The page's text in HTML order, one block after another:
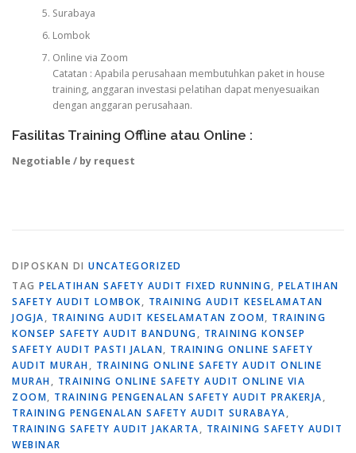
Surabaya
Lombok
Online via Zoom
Catatan : Apabila perusahaan membutuhkan paket in house
training, anggaran investasi pelatihan dapat menyesuaikan
dengan anggaran perusahaan.
Fasilitas Training Offline atau Online :
Negotiable / by request
DIPOSKAN DI UNCATEGORIZED
TAG PELATIHAN SAFETY AUDIT FIXED RUNNING, PELATIHAN
SAFETY AUDIT LOMBOK, TRAINING AUDIT KESELAMATAN
JOGJA, TRAINING AUDIT KESELAMATAN ZOOM, TRAINING
KONSEP SAFETY AUDIT BANDUNG, TRAINING KONSEP
SAFETY AUDIT PASTI JALAN, TRAINING ONLINE SAFETY
AUDIT MURAH, TRAINING ONLINE SAFETY AUDIT ONLINE
MURAH, TRAINING ONLINE SAFETY AUDIT ONLINE VIA
ZOOM, TRAINING PENGENALAN SAFETY AUDIT PRAKERJA,
TRAINING PENGENALAN SAFETY AUDIT SURABAYA,
TRAINING SAFETY AUDIT JAKARTA, TRAINING SAFETY AUDIT
WEBINAR